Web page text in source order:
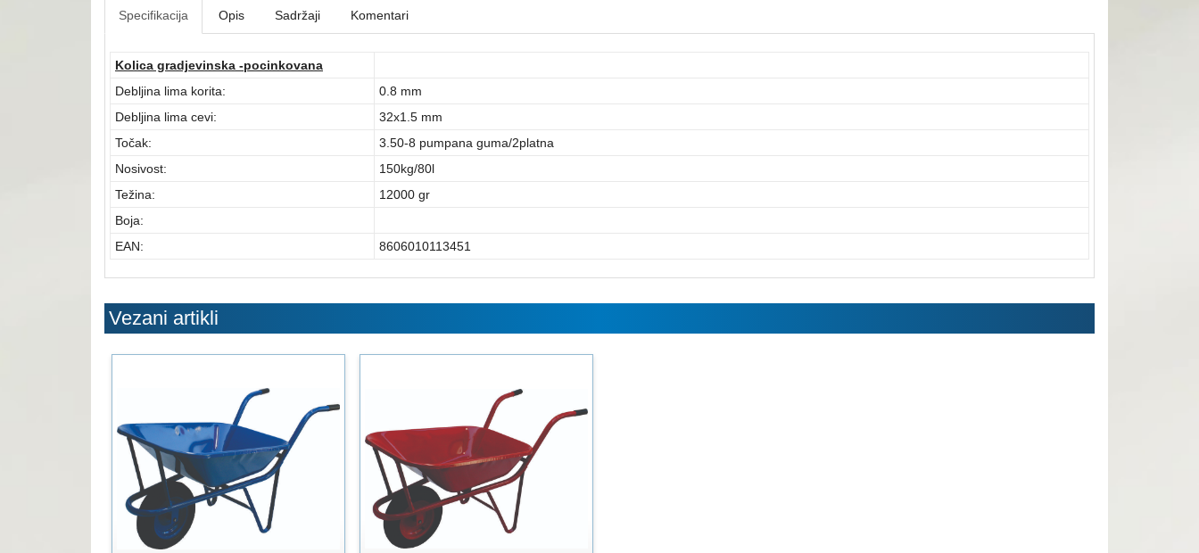
Specifikacija Opis Sadržaji Komentari
Kolica gradjevinska -pocinkovana
Debljina lima korita:
0.8 mm
Debljina lima cevi:
32x1.5 mm
Točak:
3.50-8 pumpana guma/2platna
Nosivost:
150kg/80l
Težina:
12000 gr
Boja:
EAN:
8606010113451
Vezani artikli